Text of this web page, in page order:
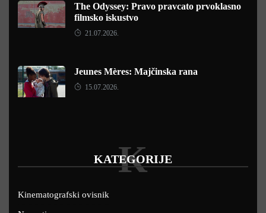
The Odyssey: Pravo pravcato prvoklasno
filmsko iskustvo
21.07.2026.
Jeunes Mères: Majčinska rana
15.07.2026.
KATEGORIJE
K
Kinematografski ovisnik